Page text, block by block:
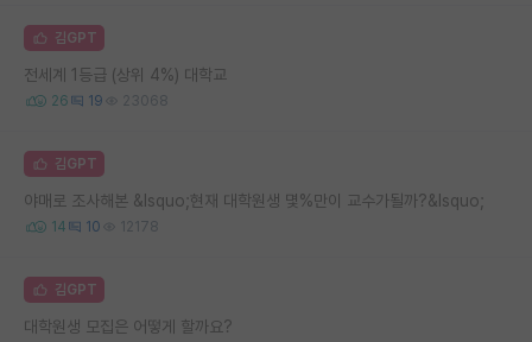
김GPT
전세계 1등급 (상위 4%) 대학교
26 19 23068
김GPT
야매로 조사해본 &lsquo;현재 대학원생 몇%만이 교수가될까?&lsquo;
14 10 12178
김GPT
대학원생 모집은 어떻게 할까요?